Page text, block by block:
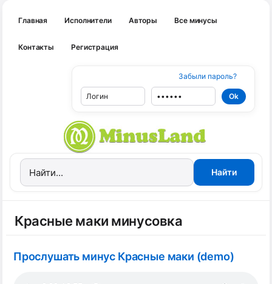
Главная Исполнители Авторы Все минусы
Контакты Регистрация
Забыли пароль?
Красные маки минусовка
Прослушать минус Красные маки (demo)